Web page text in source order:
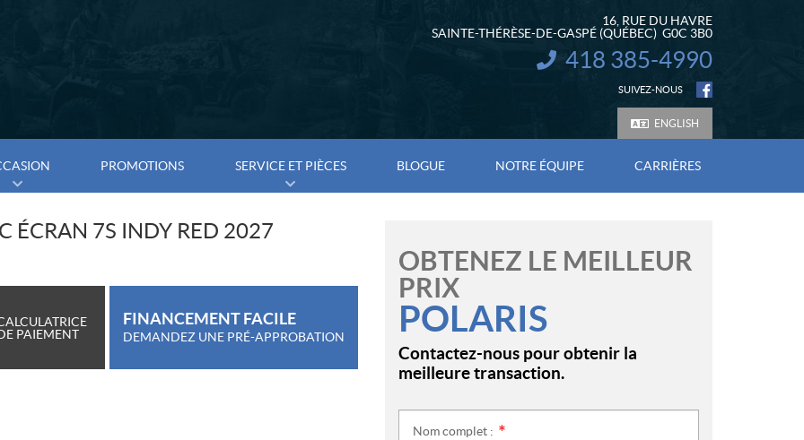
16, RUE DU HAVRE
SAINTE-THÉRÈSE-DE-GASPÉ (QUÉBEC) G0C 3B0
INFORMATION :
418 385-4990
SUIVEZ-NOUS
ENGLISH
PROMOTIONS SERVICE ET PIÈCES BLOGUE NOTRE ÉQUIPE CARRIÈRES
ÉCRAN 7S INDY RED 2027
PAIEMENT
FINANCEMENT FACILE
DEMANDEZ UNE PRÉ-APPROBATION
OBTENEZ LE MEILLEUR
PRIX
POLARIS
Contactez-nous pour obtenir la
meilleure transaction.
Nom complet :